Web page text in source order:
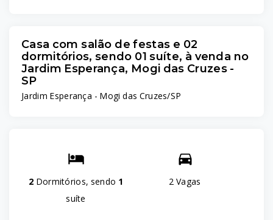
Casa com salão de festas e 02
dormitórios, sendo 01 suíte, à venda no
Jardim Esperança, Mogi das Cruzes -
SP
Jardim Esperança - Mogi das Cruzes/SP
2 Dormitórios, sendo 1
suíte
2 Vagas